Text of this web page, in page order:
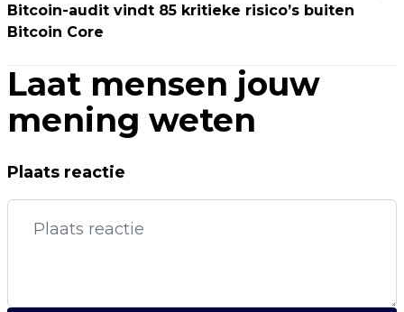
Bitcoin-audit vindt 85 kritieke risico’s buiten
Bitcoin Core
Laat mensen jouw
mening weten
Plaats reactie